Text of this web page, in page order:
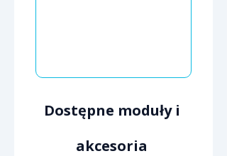
Dostępne moduły i
akcesoria